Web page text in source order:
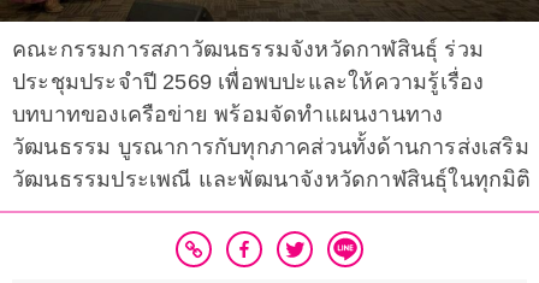
คณะกรรมการสภาวัฒนธรรมจังหวัดกาฬสินธุ์ ร่วม
ประชุมประจำปี 2569 เพื่อพบปะและให้ความรู้เรื่อง
บทบาทของเครือข่าย พร้อมจัดทำแผนงานทาง
วัฒนธรรม บูรณาการกับทุกภาคส่วนทั้งด้านการส่งเสริม
วัฒนธรรมประเพณี และพัฒนาจังหวัดกาฬสินธุ์ในทุกมิติ